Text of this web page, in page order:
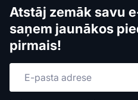
Atstāj zemāk savu
saņem jaunākos
pirmais!